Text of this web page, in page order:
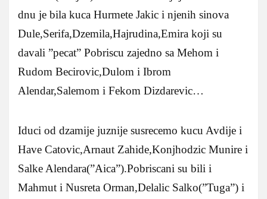
dnu je bila kuca Hurmete Jakic i njenih sinova
Dule,Serifa,Dzemila,Hajrudina,Emira koji su
davali ”pecat” Pobriscu zajedno sa Mehom i
Rudom Becirovic,Dulom i Ibrom
Alendar,Salemom i Fekom Dizdarevic…
Iduci od dzamije juznije susrecemo kucu Avdije i
Have Catovic,Arnaut Zahide,Konjhodzic Munire i
Salke Alendara(”Aica”).Pobriscani su bili i
Mahmut i Nusreta Orman,Delalic Salko(”Tuga”) i